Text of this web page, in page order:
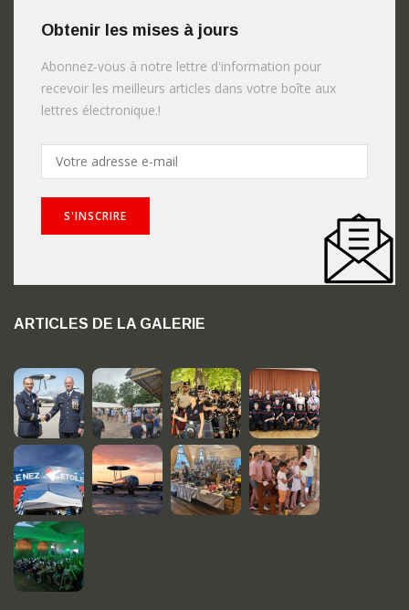
Obtenir les mises à jours
Abonnez-vous à notre lettre d'information pour
recevoir les meilleurs articles dans votre boîte aux
lettres électronique.!
ARTICLES DE LA GALERIE